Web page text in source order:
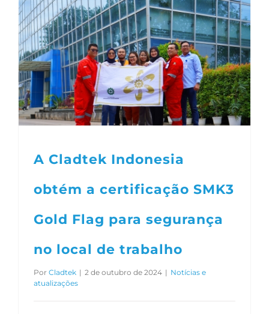
A Cladtek Indonesia
obtém a certificação SMK3
Gold Flag para segurança
no local de trabalho
Por Cladtek | 2 de outubro de 2024 | Notícias e
atualizações